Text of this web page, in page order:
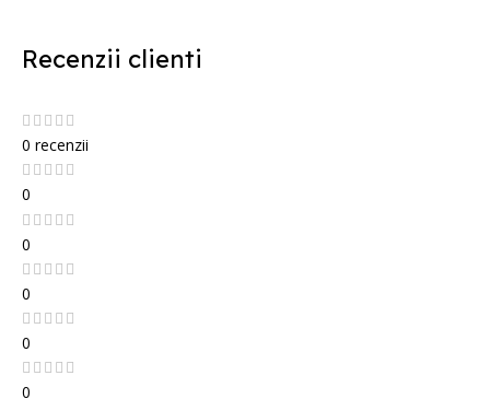
Recenzii clienti
0 recenzii
0
0
0
0
0